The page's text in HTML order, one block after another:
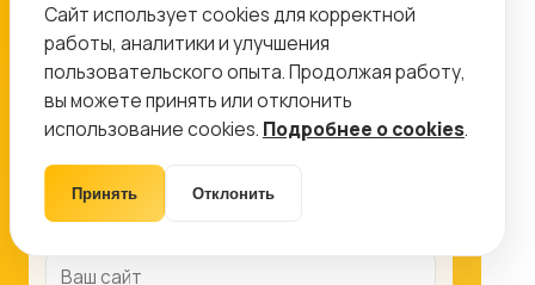
Оставьте контакты, и мы покажем, какие
работы дадут максимальный эффект именно
для вашего проекта.
8 (499) 11-33-654info@ctr-lab.ru
Сайт использует cookies для корректной
работы, аналитики и улучшения
пользовательского опыта. Продолжая работу,
вы можете принять или отклонить
использование cookies. Подробнее о cookies.
Принять Отклонить